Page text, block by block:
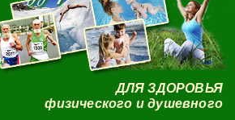
ДЛЯ ЗДОРОВЬЯ
физического и душевного